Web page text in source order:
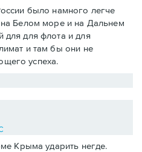
было намного легче
Белом море и на Дальнем
для для флота и для
и там бы они не
успеха.
Крыма ударить негде.